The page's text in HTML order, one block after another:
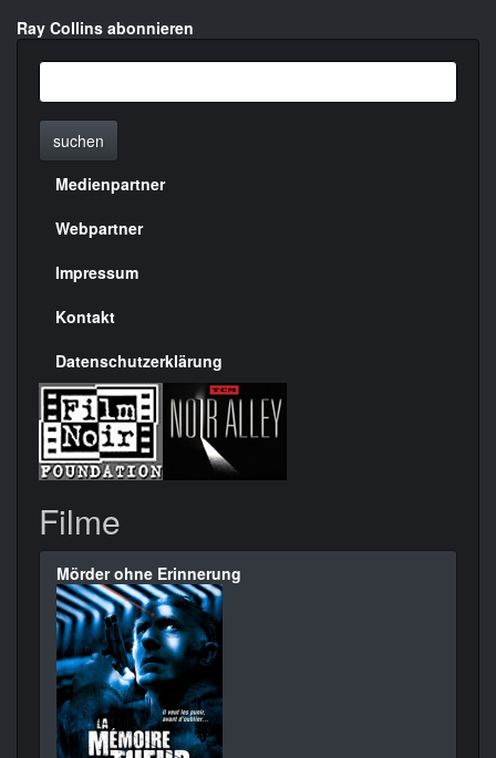
Ray Collins abonnieren
suchen
Menülinks
rechte
Seite
Medienpartner
Webpartner
Impressum
Kontakt
Datenschutzerklärung
Filme
Mörder ohne Erinnerung